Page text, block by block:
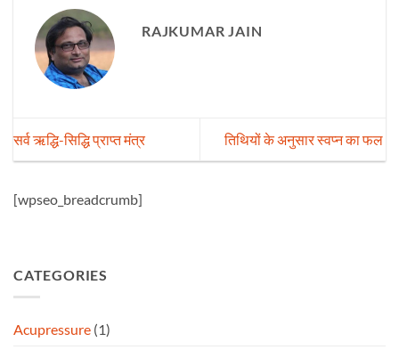
RAJKUMAR JAIN
सर्व ऋद्धि-सिद्धि प्राप्त मंत्र तिथियों के अनुसार स्वप्न का फल
[wpseo_breadcrumb]
CATEGORIES
Acupressure (1)